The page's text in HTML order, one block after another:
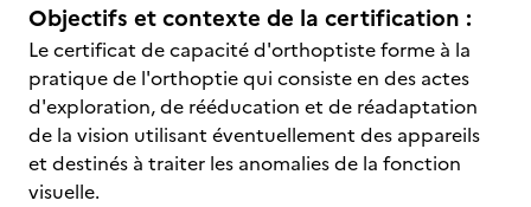
Objectifs et contexte de la certification :
Le certificat de capacité d'orthoptiste forme à la
pratique de l'orthoptie qui consiste en des actes
d'exploration, de rééducation et de réadaptation
de la vision utilisant éventuellement des appareils
et destinés à traiter les anomalies de la fonction
visuelle.